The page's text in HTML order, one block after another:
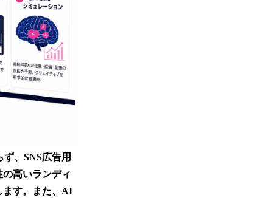
、SNS広告用
高いランディ
ます。また、AI